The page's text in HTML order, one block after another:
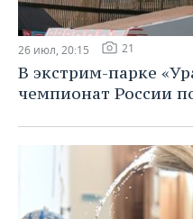
26 июл, 20:15 21
В экстрим-парке
чемпионат России